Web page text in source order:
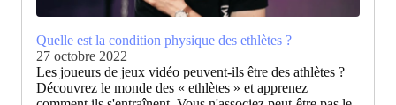
Quelle est la condition physique des ethlètes ?
27 octobre 2022
Les joueurs de jeux vidéo peuvent-ils être des athlètes ?
Découvrez le monde des « ethlètes » et apprenez